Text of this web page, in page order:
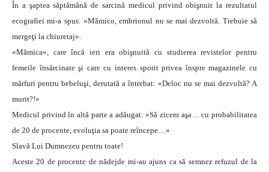
În a şaptea săptămână de sarcină medicul privind obişnuit la rezultatul
ecografiei mi-a spus: «Mămico, embrionul nu se mai dezvoltă. Trebuie să
mergeţi la chiuretaj».
«Mămica», care încă ieri era obişnuită cu studierea revistelor pentru
femeile însărcinate şi care cu interes sporit privea înspre magazinele cu
mărfuri pentru bebeluşi, derutată a întrebat: «Deloc nu se mai dezvoltă? A
murit?!»
Medicul privind în altă parte a adăugat: «Să zicem aşa… cu probabilitatea
de 20 de procente, evoluţia sa poate reîncepe…»
Slavă Lui Dumnezeu pentru toate!
Aceste 20 de procente de nădejde mi-au ajuns ca să semnez refuzul de la